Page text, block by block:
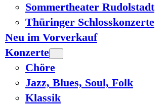
Sommertheater Rudolstadt
Thüringer Schlosskonzerte
Neu im Vorverkauf
Konzerte
Chöre
Jazz, Blues, Soul, Folk
Klassik